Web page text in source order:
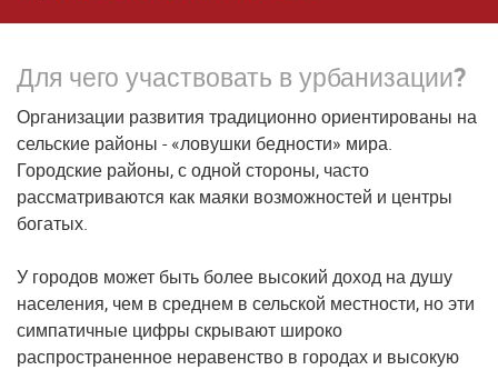
Для чего участвовать в урбанизации?
Организации развития традиционно ориентированы на
сельские районы - «ловушки бедности» мира.
Городские районы, с одной стороны, часто
рассматриваются как маяки возможностей и центры
богатых.
У городов может быть более высокий доход на душу
населения, чем в среднем в сельской местности, но эти
симпатичные цифры скрывают широко
распространенное неравенство в городах и высокую